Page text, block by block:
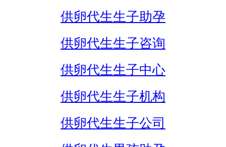
供卵代生生子助孕
供卵代生生子咨询
供卵代生生子中心
供卵代生生子机构
供卵代生生子公司